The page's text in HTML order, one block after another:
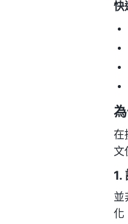
快
在
文
1.
並
化